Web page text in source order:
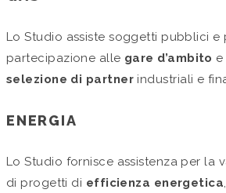
Lo Studio assiste soggetti pubblici e
partecipazione alle gare d’ambito
selezione di partner industriali e
ENERGIA
Lo Studio fornisce assistenza per la
di progetti di efficienza energetica